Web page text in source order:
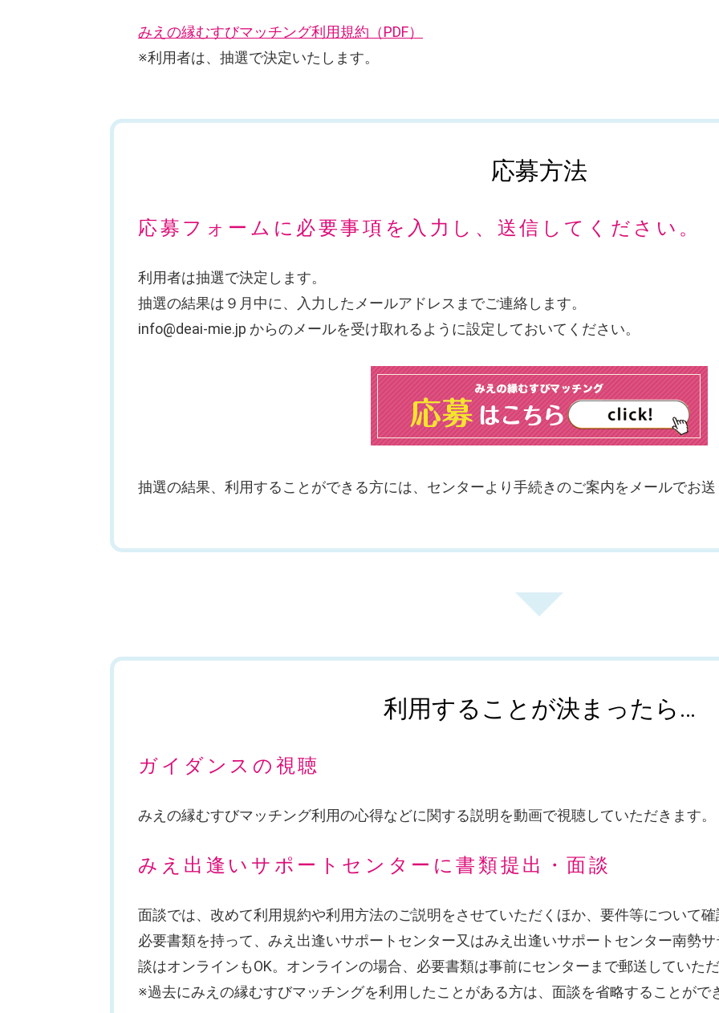
みえの縁むすびマッチング利用規約（PDF）
※利用者は、抽選で決定いたします。
応募方法
応募フォームに必要事項を入力し、送信してください。
利用者は抽選で決定します。
抽選の結果は９月中に、入力したメールアドレスまでご連絡します。
info@deai-mie.jp からのメールを受け取れるように設定しておいてください。
抽選の結果、利用することができる方には、センターより手続きのご案内をメールでお送
利用することが決まったら…
ガイダンスの視聴
みえの縁むすびマッチング利用の心得などに関する説明を動画で視聴していただきます。
みえ出逢いサポートセンターに書類提出・面談
面談では、改めて利用規約や利用方法のご説明をさせていただくほか、要件等について
必要書類を持って、みえ出逢いサポートセンター又はみえ出逢いサポートセンター南勢
談はオンラインもOK。オンラインの場合、必要書類は事前にセンターまで郵送していただ
※過去にみえの縁むすびマッチングを利用したことがある方は、面談を省略することがで